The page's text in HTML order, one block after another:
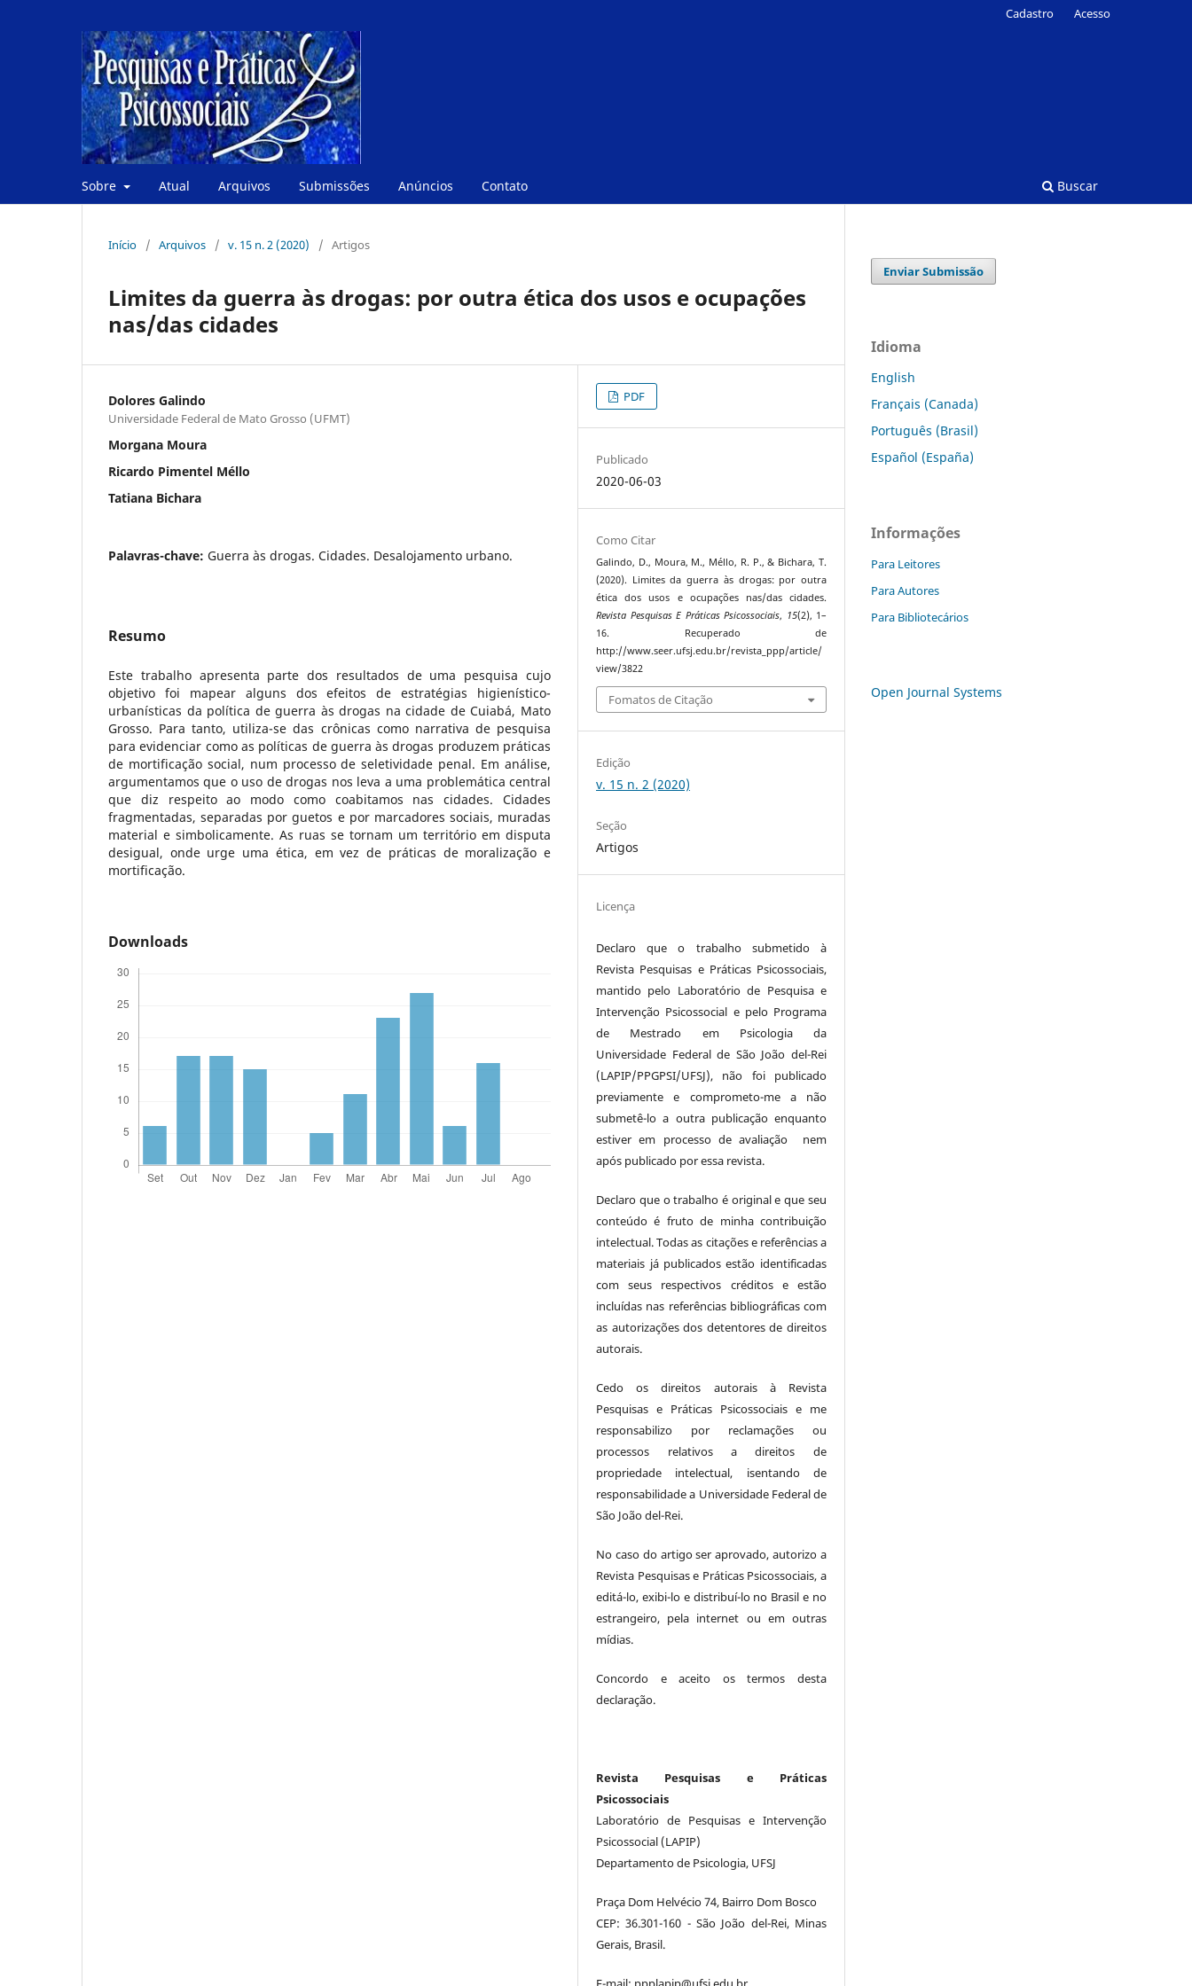
Sobre Atual Arquivos Submissões Anúncios Contato Buscar
Cadastro Acesso
Início / Arquivos / v. 15 n. 2 (2020) / Artigos
Limites da guerra às drogas: por outra ética dos usos e ocupações
nas/das cidades
Dolores Galindo
Universidade Federal de Mato Grosso (UFMT)
Morgana Moura
Ricardo Pimentel Méllo
Tatiana Bichara
Palavras-chave: Guerra às drogas. Cidades. Desalojamento urbano.
Resumo
Este trabalho apresenta parte dos resultados de uma pesquisa cujo
objetivo foi mapear alguns dos efeitos de estratégias higienístico-
urbanísticas da política de guerra às drogas na cidade de Cuiabá, Mato
Grosso. Para tanto, utiliza-se das crônicas como narrativa de pesquisa
para evidenciar como as políticas de guerra às drogas produzem práticas
de mortificação social, num processo de seletividade penal. Em análise,
argumentamos que o uso de drogas nos leva a uma problemática central
que diz respeito ao modo como coabitamos nas cidades. Cidades
fragmentadas, separadas por guetos e por marcadores sociais, muradas
material e simbolicamente. As ruas se tornam um território em disputa
desigual, onde urge uma ética, em vez de práticas de moralização e
mortificação.
Downloads
PDF
Publicado
2020-06-03
Como Citar
Galindo, D., Moura, M., Méllo, R. P., & Bichara, T.
(2020). Limites da guerra às drogas: por outra
ética dos usos e ocupações nas/das cidades.
Revista Pesquisas E Práticas Psicossociais, 15(2), 1–
16. Recuperado de
http://www.seer.ufsj.edu.br/revista_ppp/article/
view/3822
Fomatos de Citação
Edição
v. 15 n. 2 (2020)
Seção
Artigos
Licença
Declaro que o trabalho submetido à
Revista Pesquisas e Práticas Psicossociais,
mantido pelo Laboratório de Pesquisa e
Intervenção Psicossocial e pelo Programa
de Mestrado em Psicologia da
Universidade Federal de São João del-Rei
(LAPIP/PPGPSI/UFSJ), não foi publicado
previamente e comprometo-me a não
submetê-lo a outra publicação enquanto
estiver em processo de avaliação nem
após publicado por essa revista.
Declaro que o trabalho é original e que seu
conteúdo é fruto de minha contribuição
intelectual. Todas as citações e referências a
materiais já publicados estão identificadas
com seus respectivos créditos e estão
incluídas nas referências bibliográficas com
as autorizações dos detentores de direitos
autorais.
Cedo os direitos autorais à Revista
Pesquisas e Práticas Psicossociais e me
responsabilizo por reclamações ou
processos relativos a direitos de
propriedade intelectual, isentando de
responsabilidade a Universidade Federal de
São João del-Rei.
No caso do artigo ser aprovado, autorizo a
Revista Pesquisas e Práticas Psicossociais, a
editá-lo, exibi-lo e distribuí-lo no Brasil e no
estrangeiro, pela internet ou em outras
mídias.
Concordo e aceito os termos desta
declaração.
Revista Pesquisas e Práticas
Psicossociais
Laboratório de Pesquisas e Intervenção
Psicossocial (LAPIP)
Departamento de Psicologia, UFSJ
Praça Dom Helvécio 74, Bairro Dom Bosco
CEP: 36.301-160 - São João del-Rei, Minas
Gerais, Brasil.
Enviar Submissão
Idioma
English
Français (Canada)
Português (Brasil)
Español (España)
Informações
Para Leitores
Para Autores
Para Bibliotecários
Open Journal Systems